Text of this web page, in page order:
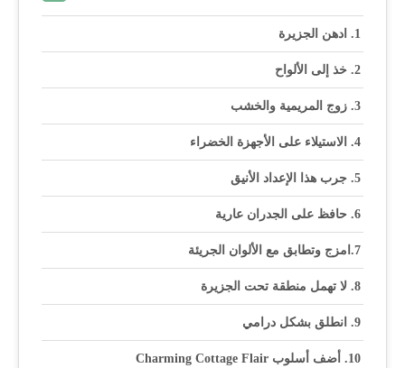
ادهن الجزيرة
خذ إلى الألواح
زوج المريمية والخشب
الاستيلاء على الأجهزة الخضراء
جرب هذا الإعداد الأنيق
حافظ على الجدران عارية
امزج وتطابق مع الألوان الجريئة
لا تهمل منطقة تحت الجزيرة
انطلق بشكل درامي
أضف أسلوب Charming Cottage Flair